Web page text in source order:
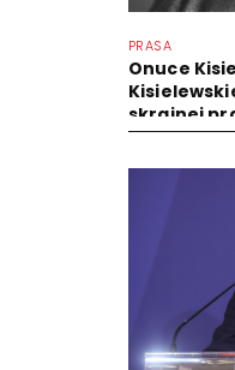
PRASA
Onuce
skrajnej